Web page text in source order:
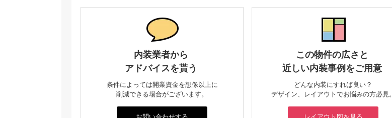
内装業者から
アドバイスを貰う
条件によっては開業資金を想像以上に
削減できる場合がございます。
この物件の広さと
近しい内装事例をご用意
どんな内装にすれば良い？
デザイン、レイアウトでお悩みの方必見。